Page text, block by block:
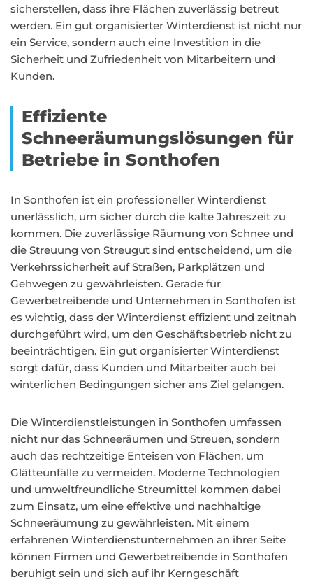
sicherstellen, dass ihre Flächen zuverlässig betreut
werden. Ein gut organisierter Winterdienst ist nicht nur
ein Service, sondern auch eine Investition in die
Sicherheit und Zufriedenheit von Mitarbeitern und
Kunden.
Effiziente
Schneeräumungslösungen für
Betriebe in Sonthofen
In Sonthofen ist ein professioneller Winterdienst
unerlässlich, um sicher durch die kalte Jahreszeit zu
kommen. Die zuverlässige Räumung von Schnee und
die Streuung von Streugut sind entscheidend, um die
Verkehrssicherheit auf Straßen, Parkplätzen und
Gehwegen zu gewährleisten. Gerade für
Gewerbetreibende und Unternehmen in Sonthofen ist
es wichtig, dass der Winterdienst effizient und zeitnah
durchgeführt wird, um den Geschäftsbetrieb nicht zu
beeinträchtigen. Ein gut organisierter Winterdienst
sorgt dafür, dass Kunden und Mitarbeiter auch bei
winterlichen Bedingungen sicher ans Ziel gelangen.
Die Winterdienstleistungen in Sonthofen umfassen
nicht nur das Schneeräumen und Streuen, sondern
auch das rechtzeitige Enteisen von Flächen, um
Glätteunfälle zu vermeiden. Moderne Technologien
und umweltfreundliche Streumittel kommen dabei
zum Einsatz, um eine effektive und nachhaltige
Schneeräumung zu gewährleisten. Mit einem
erfahrenen Winterdienstunternehmen an ihrer Seite
können Firmen und Gewerbetreibende in Sonthofen
beruhigt sein und sich auf ihr Kerngeschäft